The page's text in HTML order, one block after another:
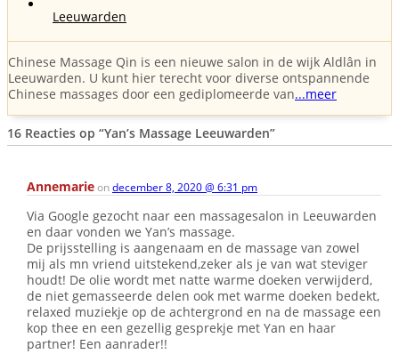
Leeuwarden
Chinese Massage Qin is een nieuwe salon in de wijk Aldlân in
Leeuwarden. U kunt hier terecht voor diverse ontspannende
Chinese massages door een gediplomeerde van...meer
16 Reacties op “Yan’s Massage Leeuwarden”
Annemarieondecember 8, 2020 @ 6:31 pm
Via Google gezocht naar een massagesalon in Leeuwarden
en daar vonden we Yan’s massage.
De prijsstelling is aangenaam en de massage van zowel
mij als mn vriend uitstekend,zeker als je van wat steviger
houdt! De olie wordt met natte warme doeken verwijderd,
de niet gemasseerde delen ook met warme doeken bedekt,
relaxed muziekje op de achtergrond en na de massage een
kop thee en een gezellig gesprekje met Yan en haar
partner! Een aanrader!!